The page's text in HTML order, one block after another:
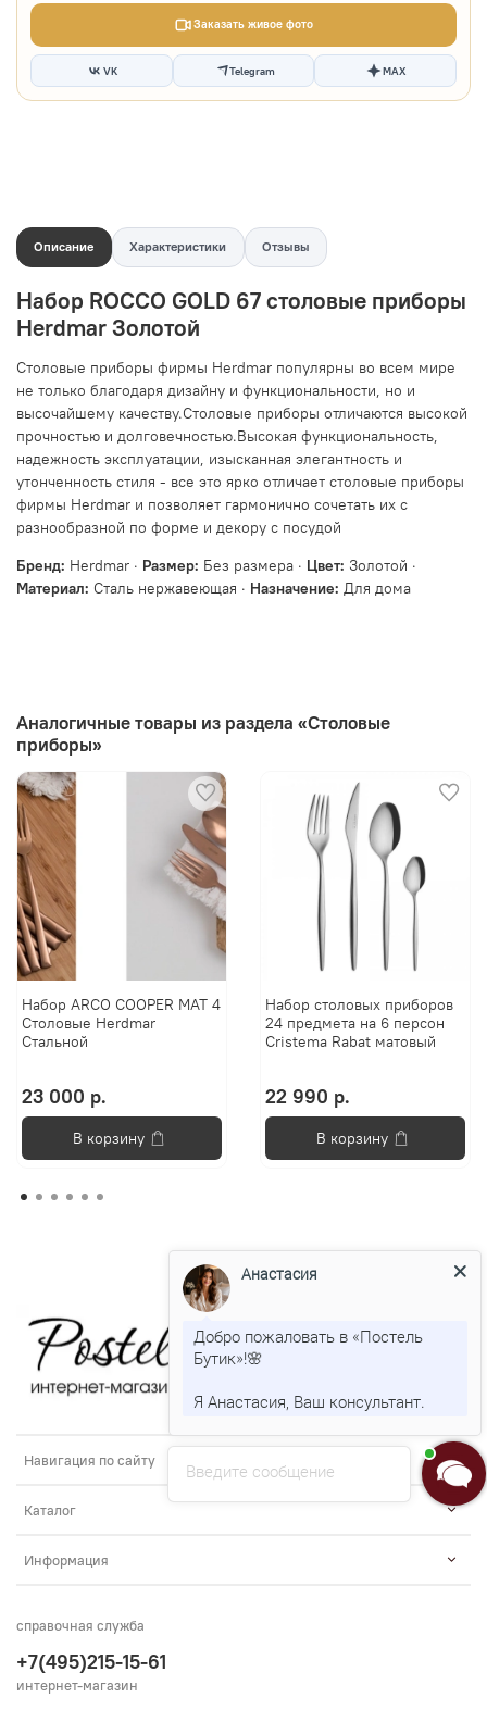
Заказать живое фото
VK Telegram MAX
Описание Характеристики Отзывы
Набор ROCCO GOLD 67 столовые приборы
Herdmar Золотой
Столовые приборы фирмы Herdmar популярны во всем мире
не только благодаря дизайну и функциональности, но и
высочайшему качеству.Столовые приборы отличаются высокой
прочностью и долговечностью.Высокая функциональность,
надежность эксплуатации, изысканная элегантность и
утонченность стиля - все это ярко отличает столовые приборы
фирмы Herdmar и позволяет гармонично сочетать их с
разнообразной по форме и декору с посудой
Бренд: Herdmar · Размер: Без размера · Цвет: Золотой ·
Материал: Сталь нержавеющая · Назначение: Для дома
Аналогичные товары из раздела «Столовые
приборы»
Набор ARCO COOPER MAT 4
Столовые Herdmar
Стальной
23 000 р.
В корзину
Набор столовых приборов
24 предмета на 6 персон
Cristema Rabat матовый
22 990 р.
В корзину
Навигация по сайту
Каталог
Информация
справочная служба
+7(495)215-15-61
интернет-магазин
Введите сообщение
Анастасия
Добро пожаловать в «Постель
Бутик»!🌸
Я Анастасия, Ваш консультант.